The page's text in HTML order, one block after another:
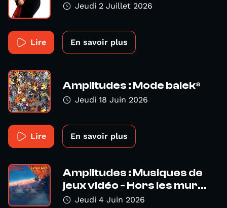
Jeudi 2 Juillet 2026
Lire En savoir plus
Amplitudes : Mode balek⁸
Jeudi 18 Juin 2026
Lire En savoir plus
Amplitudes : Musiques de
jeux vidéo - Hors les mur...
Jeudi 4 Juin 2026